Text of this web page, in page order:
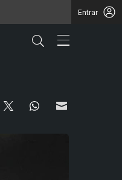
Entrar
Abrir campo